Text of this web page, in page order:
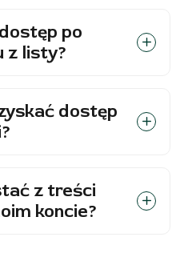
po
z listy?
dostęp
z treści
koncie?